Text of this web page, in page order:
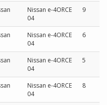
Nissan e-4ORCE
04
9
Nissan e-4ORCE
04
6
Nissan e-4ORCE
04
5
Nissan e-4ORCE
04
8